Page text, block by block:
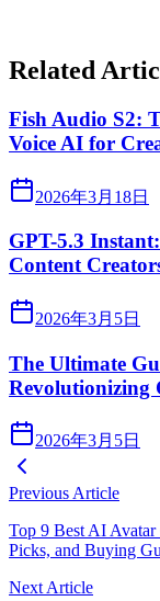
Related
Fish Audio S2:
Voice AI for
2026年3月18日
GPT-5.3
Content
2026年3月5日
The Ultimate
Revolutionizing
2026年3月5日
Previous Article
Top 9 Best AI
Picks, and Buying
Next Article